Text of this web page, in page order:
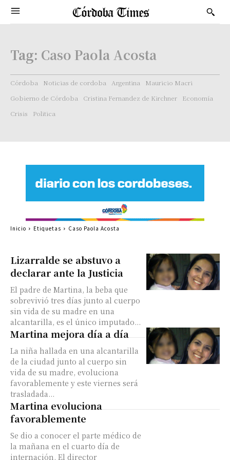
Tag: Caso Paola Acosta
Córdoba Noticias de cordoba Argentina
Mauricio Macri
Gobierno de Córdoba
Cristina Fernandez de Kirchner
Economía
Crisis
Politica
Lizarralde se abstuvo a
declarar ante la Justicia
El padre de Martina, la beba que
sobrevivió tres días junto al cuerpo
sin vida de su madre en una
alcantarilla, es el único imputado...
Martina mejora día a día
La niña hallada en una alcantarilla
de la ciudad junto al cuerpo sin
vida de su madre, evoluciona
favorablemente y este viernes será
trasladada...
Martina evoluciona
favorablemente
Se dio a conocer el parte médico de
la mañana en el cuarto día de
internación. El director
Inicio Etiquetas Caso Paola Acosta